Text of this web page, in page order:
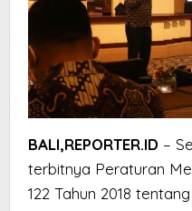
BALI,REPORTER.ID –
terbitnya Peraturan
122 Tahun 2018